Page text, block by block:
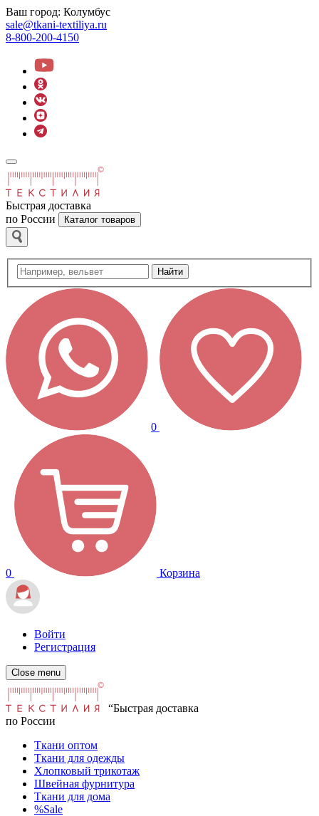
Ваш город: Колумбус
sale@tkani-textiliya.ru
8-800-200-4150
Быстрая доставка
по России
Каталог товаров
Найти
0
0 Корзина
Войти
Регистрация
Close menu
“Быстрая доставка
по России
Ткани оптом
Ткани для одежды
Хлопковый трикотаж
Швейная фурнитура
Ткани для дома
%Sale